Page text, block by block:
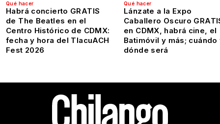
Qué hacer
Habrá concierto GRATIS
de The Beatles en el
Centro Histórico de CDMX:
fecha y hora del TlacuACH
Fest 2026
Qué hacer
Lánzate a la Expo
Caballero Oscuro
en CDMX, habrá cine, el
Batimóvil y más; cuándo
dónde será